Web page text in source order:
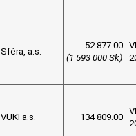
Sféra, a.s.
52 877.00
(1 593 000 Sk)
VUKI a.s. 134 809.00